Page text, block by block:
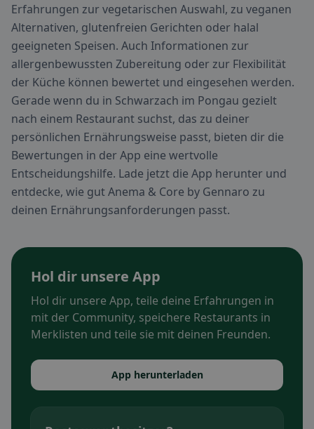
Erfahrungen zur vegetarischen Auswahl, zu veganen
Alternativen, glutenfreien Gerichten oder halal
geeigneten Speisen. Auch Informationen zur
allergenbewussten Zubereitung oder zur Flexibilität
der Küche können bewertet und eingesehen werden.
Gerade wenn du in Schwarzach im Pongau gezielt
nach einem Restaurant suchst, das zu deiner
persönlichen Ernährungsweise passt, bieten dir die
Bewertungen in der App eine wertvolle
Entscheidungshilfe. Lade jetzt die App herunter und
entdecke, wie gut Anema & Core by Gennaro zu
deinen Ernährungsanforderungen passt.
Hol dir unsere App
Hol dir unsere App, teile deine Erfahrungen in
mit der Community, speichere Restaurants in
Merklisten und teile sie mit deinen Freunden.
App herunterladen